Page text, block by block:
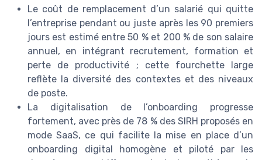
Le coût de remplacement d’un salarié qui quitte
l’entreprise pendant ou juste après les 90 premiers
jours est estimé entre 50 % et 200 % de son salaire
annuel, en intégrant recrutement, formation et
perte de productivité ; cette fourchette large
reflète la diversité des contextes et des niveaux
de poste.
La digitalisation de l’onboarding progresse
fortement, avec près de 78 % des SIRH proposés en
mode SaaS, ce qui facilite la mise en place d’un
onboarding digital homogène et piloté par les